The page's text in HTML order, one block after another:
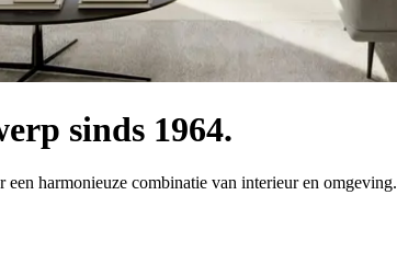
sinds 1964.
harmonieuze combinatie van interieur en omgeving.